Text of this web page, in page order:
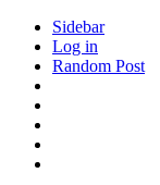
Sidebar
Log in
Random Post